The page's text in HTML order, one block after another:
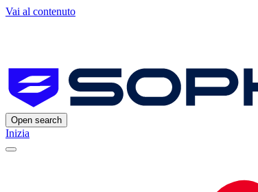
Vai al contenuto
Open search
Inizia